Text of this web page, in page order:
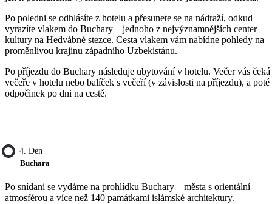
Po poledni se odhlásíte z hotelu a přesunete se na nádraží, odkud
vyrazíte vlakem do Buchary – jednoho z nejvýznamnějších center
kultury na Hedvábné stezce. Cesta vlakem vám nabídne pohledy na
proměnlivou krajinu západního Uzbekistánu.
Po příjezdu do Buchary následuje ubytování v hotelu. Večer vás čeká
večeře v hotelu nebo balíček s večeří (v závislosti na příjezdu), a poté
odpočinek po dni na cestě.
4. Den
Buchara
Po snídani se vydáme na prohlídku Buchary – města s orientální
atmosférou a více než 140 památkami islámské architektury.